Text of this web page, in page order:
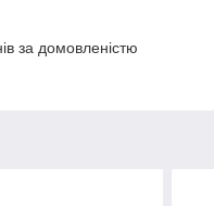
за домовленістю